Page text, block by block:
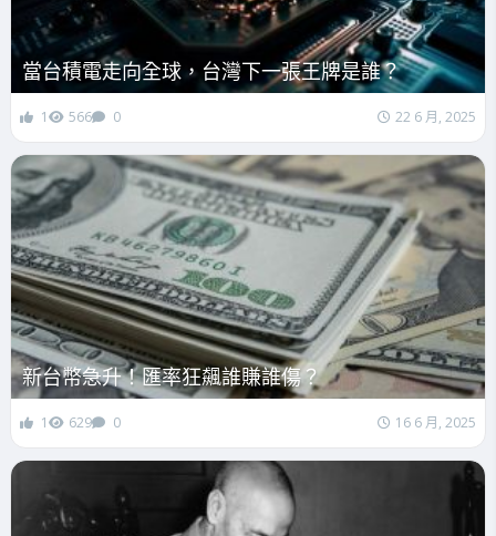
當台積電走向全球，台灣下一張王牌是誰？
1 566 0 22 6 月, 2025
新台幣急升！匯率狂飆誰賺誰傷？
1 629 0 16 6 月, 2025